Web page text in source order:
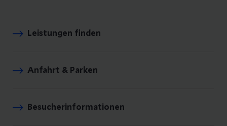
Leistungen finden
Anfahrt & Parken
Besucherinformationen